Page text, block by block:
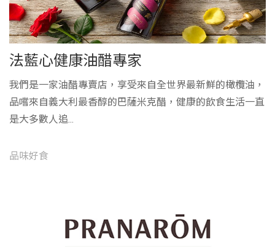
法藍心健康油醋專家
我們是一家油醋專賣店，享受來自全世界最新鮮的橄欖油，
品嚐來自義大利最香醇的巴薩米克醋，健康的飲食生活一直
是大多數人追...
品味好食